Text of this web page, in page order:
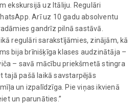
ekskursijā uz Itāliju. Regulāri
Arī uz 10 gadu absolventu
gandrīz pilnā sastāvā.
regulāri sarakstījāmies, zinājām, kā
bija brīnišķīga klases audzinātāja –
– savā mācību priekšmetā stingra
tajā pašā laikā savstarpējās
un izpalīdzīga. Pie viņas ikvienā
un parunāties.”